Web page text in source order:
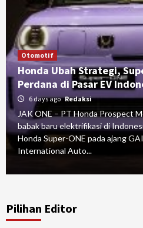
Otomotif
Honda Ubah Strategi,
Perdana di Pasar EV
6 days ago Redaksi
JAK ONE – PT Honda Prospect
babak baru elektrifikasi di
Honda Super-ONE pada ajang
International Auto...
Pilihan Editor